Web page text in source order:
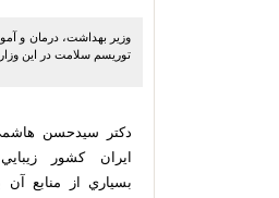
وزیر بهداشت، درمان و
توریسم سلامت در این
دكتر سيدحسن
ايران كشور
بسياري از منابع